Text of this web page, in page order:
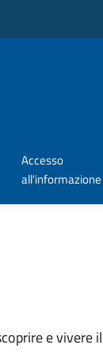
Accesso
all'informazione
e vivere